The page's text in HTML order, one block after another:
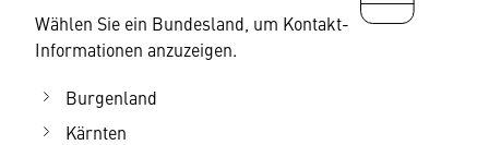
Wählen Sie ein Bundesland, um Kontakt-
Informationen anzuzeigen.
Burgenland
Kärnten